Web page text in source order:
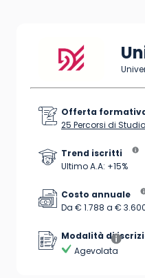
Offerta
25 Percorsi di Studio
Trend iscritti
Ultimo A.A: +15%
Costo annuale
Da € 1.788 a €
Modalità di
Agevolata